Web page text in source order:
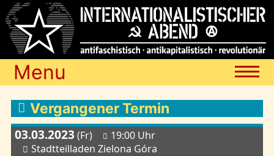
Menu
Termine
Blog
Vergangener Termin
03.03.2023(Fr)
19:00 Uhr
Stadtteilladen Zielona Góra